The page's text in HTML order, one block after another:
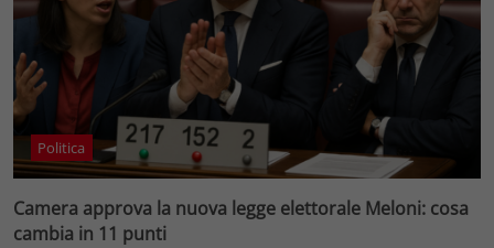
Politica
Camera approva la nuova legge elettorale Meloni: cosa
cambia in 11 punti